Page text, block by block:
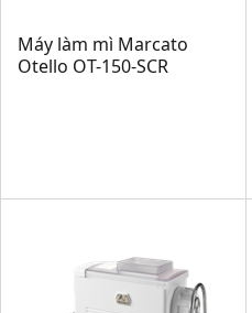
Máy làm mì Marcato
Otello OT-150-SCR